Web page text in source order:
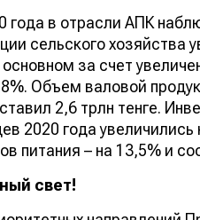
года в отрасли АПК
сельского хозяйства
за счет
Объем валовой
2,6 трлн тенге.
2020 года
питания – на 13,5% и
свет!